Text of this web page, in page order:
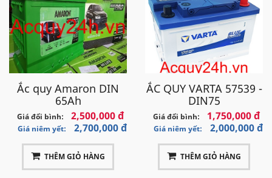
Ắc quy Amaron DIN
65Ah
Giá đổi bình: 2,500,000 đ
Giá niêm yết: 2,700,000 đ
THÊM GIỎ HÀNG
ẮC QUY VARTA 57539 -
DIN75
Giá đổi bình: 1,750,000 đ
Giá niêm yết: 2,000,000 đ
THÊM GIỎ HÀNG